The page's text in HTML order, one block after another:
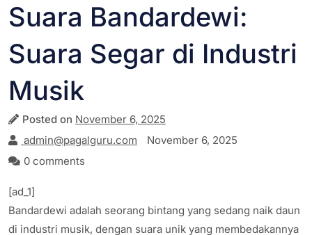
Suara Bandardewi:
Suara Segar di Industri
Musik
Posted on November 6, 2025
admin@pagalguru.com
November 6, 2025
0 comments
[ad_1]
Bandardewi adalah seorang bintang yang sedang naik daun
di industri musik, dengan suara unik yang membedakannya